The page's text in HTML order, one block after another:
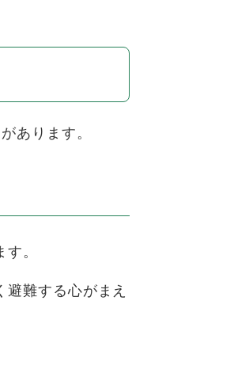
あります。
。
難する心がまえ